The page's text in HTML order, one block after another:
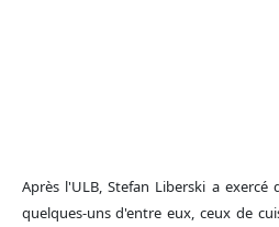
Après l'ULB, Stefan Liberski a
quelques-uns d'entre eux, ceux de